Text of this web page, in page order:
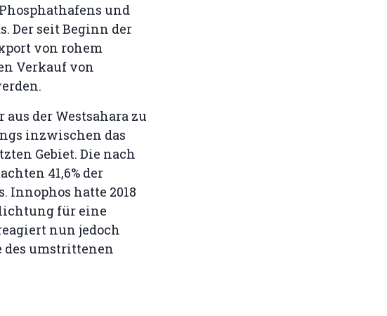
und
Der seit Beginn der
von rohem
Verkauf von
der Westsahara zu
inzwischen das
Gebiet. Die nach
41,6% der
Innophos hatte 2018
für eine
nun jedoch
des umstrittenen